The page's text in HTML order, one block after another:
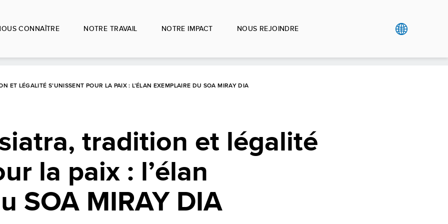
CONNAÎTRE NOTRE TRAVAIL NOTRE IMPACT NOUS REJOINDRE
ET LÉGALITÉ S’UNISSENT POUR LA PAIX : L’ÉLAN EXEMPLAIRE DU SOA MIRAY DIA
tradition et légalité
la paix : l’élan
SOA MIRAY DIA